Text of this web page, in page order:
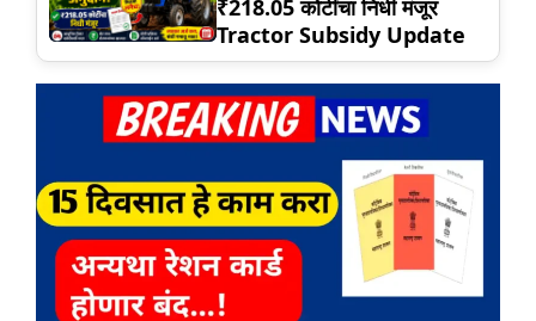
₹218.05 कोटींचा निधी मंजूर
Tractor Subsidy Update